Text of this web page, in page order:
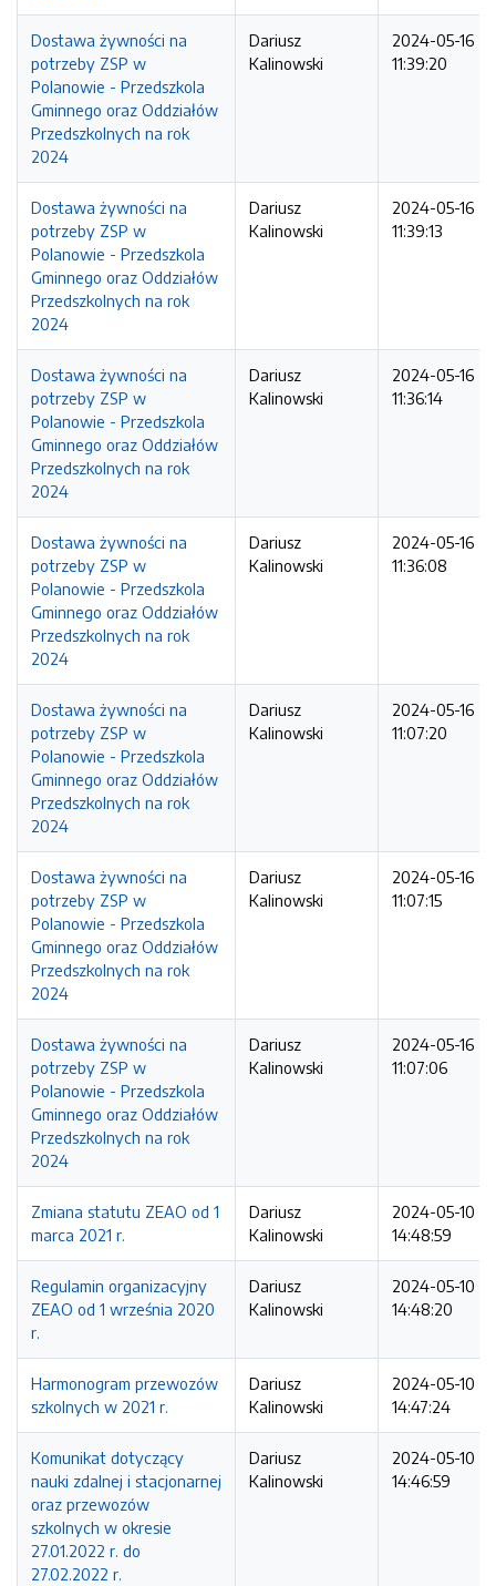
Dostawa żywności na
potrzeby ZSP w
Polanowie - Przedszkola
Gminnego oraz Oddziałów
Przedszkolnych na rok
2024
Dariusz
Kalinowski
2024-05-16
11:39:20
Dostawa żywności na
potrzeby ZSP w
Polanowie - Przedszkola
Gminnego oraz Oddziałów
Przedszkolnych na rok
2024
Dariusz
Kalinowski
2024-05-16
11:39:13
Dostawa żywności na
potrzeby ZSP w
Polanowie - Przedszkola
Gminnego oraz Oddziałów
Przedszkolnych na rok
2024
Dariusz
Kalinowski
2024-05-16
11:36:14
Dostawa żywności na
potrzeby ZSP w
Polanowie - Przedszkola
Gminnego oraz Oddziałów
Przedszkolnych na rok
2024
Dariusz
Kalinowski
2024-05-16
11:36:08
Dostawa żywności na
potrzeby ZSP w
Polanowie - Przedszkola
Gminnego oraz Oddziałów
Przedszkolnych na rok
2024
Dariusz
Kalinowski
2024-05-16
11:07:20
Dostawa żywności na
potrzeby ZSP w
Polanowie - Przedszkola
Gminnego oraz Oddziałów
Przedszkolnych na rok
2024
Dariusz
Kalinowski
2024-05-16
11:07:15
Dostawa żywności na
potrzeby ZSP w
Polanowie - Przedszkola
Gminnego oraz Oddziałów
Przedszkolnych na rok
2024
Dariusz
Kalinowski
2024-05-16
11:07:06
Zmiana statutu ZEAO od 1
marca 2021 r.
Dariusz
Kalinowski
2024-05-10
14:48:59
Regulamin organizacyjny
ZEAO od 1 września 2020
r.
Dariusz
Kalinowski
2024-05-10
14:48:20
Harmonogram przewozów
szkolnych w 2021 r.
Dariusz
Kalinowski
2024-05-10
14:47:24
Komunikat dotyczący
nauki zdalnej i stacjonarnej
oraz przewozów
szkolnych w okresie
27.01.2022 r. do
27.02.2022 r.
Dariusz
Kalinowski
2024-05-10
14:46:59